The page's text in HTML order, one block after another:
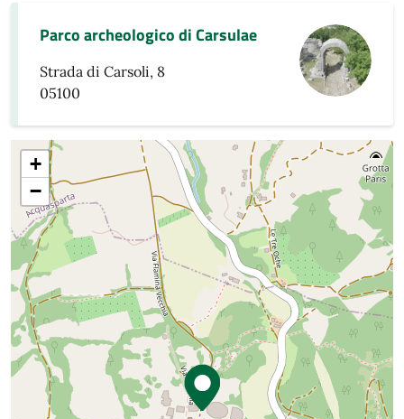
Parco archeologico di Carsulae
Strada di Carsoli, 8
05100
+
−